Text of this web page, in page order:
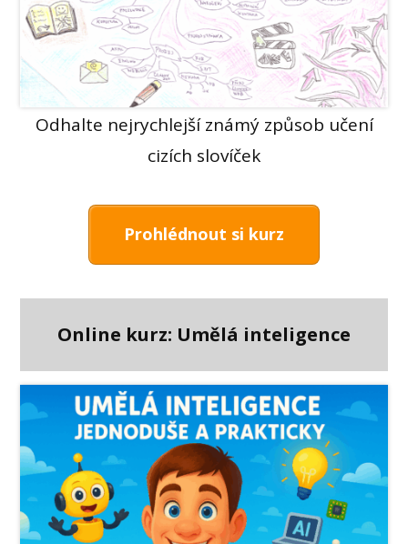
Odhalte nejrychlejší známý způsob učení
cizích slovíček
Prohlédnout si kurz
Online kurz: Umělá inteligence